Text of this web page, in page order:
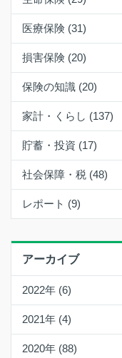
医療保険 (31)
損害保険 (20)
保険の知識 (20)
家計・くらし (137)
貯蓄・投資 (17)
社会保障・税 (48)
レポート (9)
アーカイブ
2022年 (6)
2021年 (4)
2020年 (88)